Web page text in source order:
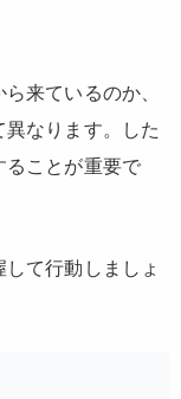
来ているのか、
なります。した
ることが重要で
て行動しましょ